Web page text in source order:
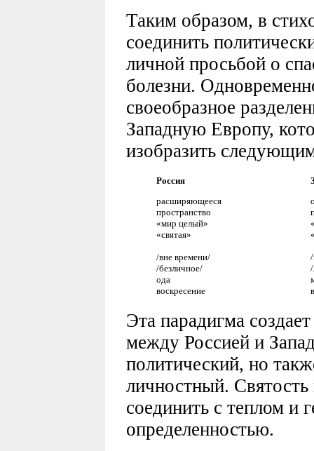
Таким образом, в
соединить
личной просьбой о
болезни.
своеобразное
Западную Европу,
изобразить
Россия
расширяющееся
пространство
«мир целый»
«святая»
/вне времени/
/безличное/
ода
воскресение
Эта парадигма
между Россией и
политический, но
личностный.
соединить с теплом и
определенностью.